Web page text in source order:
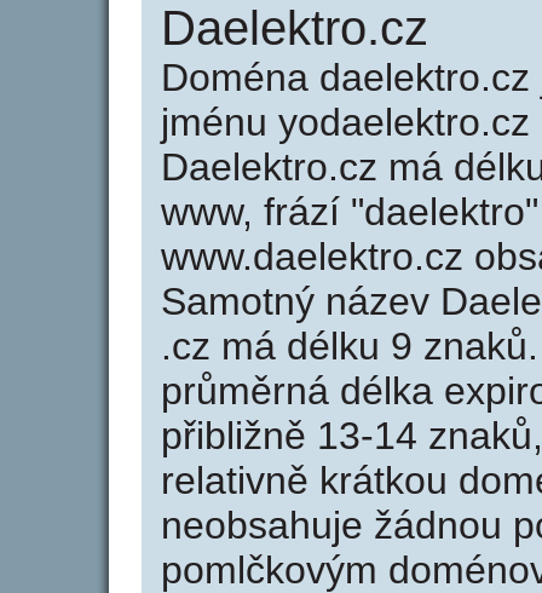
Daelektro.cz
Doména
jménu
Daelektro.cz má
www, frází
www.daelektro.cz
Samotný název
.cz má délku 9
průměrná délka
přibližně 13-14
relativně krátkou
neobsahuje žádnou
pomlčkovým